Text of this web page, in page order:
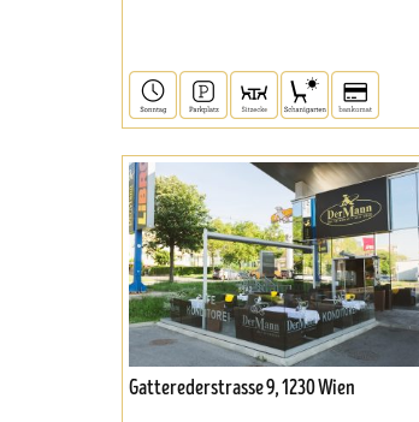
Gatterederstrasse 9, 1230 Wien